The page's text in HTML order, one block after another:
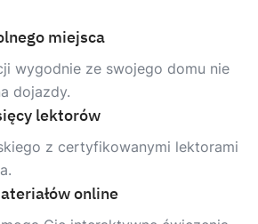
miejsca
wygodnie ze swojego domu nie
dojazdy.
lektorów
z certyfikowanymi lektorami
online